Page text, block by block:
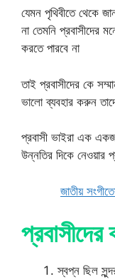
যেমন পৃথিবীতে থেকে
না তেমনি প্রবাসীদের
করতে পারবে না
তাই প্রবাসীদের কে
ভালো ব্যবহার করুন
প্রবাসী ভাইরা এক
উন্নতির দিকে নেওয়ার
জাতীয়
প্রবাসীদের
স্বপ্ন ছিল